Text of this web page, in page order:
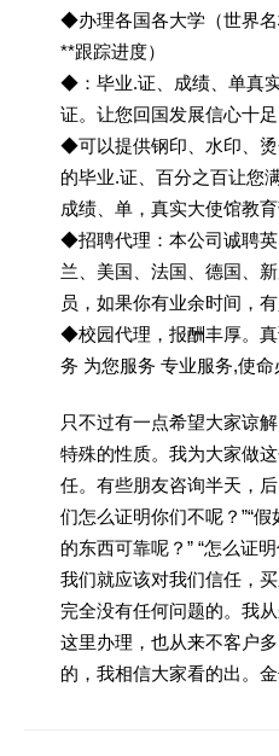
◆办理各国各大学（世界
**跟踪进度）
◆：毕业.证、成绩、单真
证。让您回国发展信心十足
◆可以提供钢印、水印、
的毕业.证、百分之百让您
成绩、单，真实大使馆教育
◆招聘代理：本公司诚聘
兰、美国、法国、德国、
员，如果你有业余时间，
◆校园代理，报酬丰厚。
务 为您服务 专业服务,使命
只不过有一点希望大家谅
特殊的性质。我为大家做
任。有些朋友咨询半天，
们怎么证明你们不呢？”“
的东西可靠呢？” “怎么证
我们就应该对我们信任，
完全没有任何问题的。我
这里办理，也从来不客户
的，我相信大家看的出。